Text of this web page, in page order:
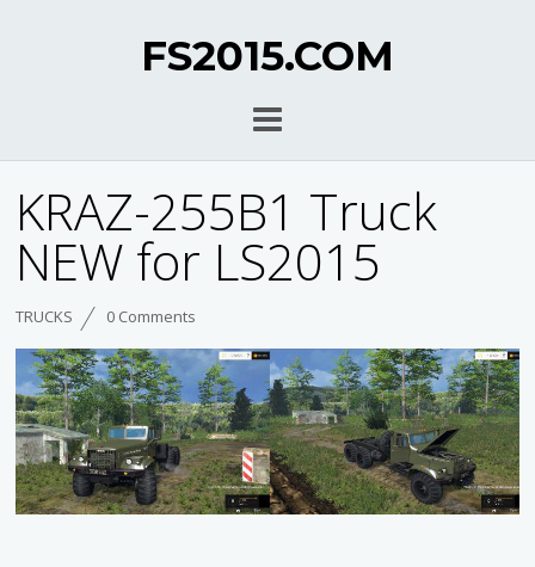
FS2015.COM
KRAZ-255B1 Truck
NEW for LS2015
TRUCKS 0 Comments